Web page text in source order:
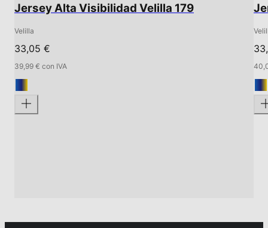
Jersey Alta Visibilidad Velilla 179
Velilla
33,05 €
39,99 € con IVA